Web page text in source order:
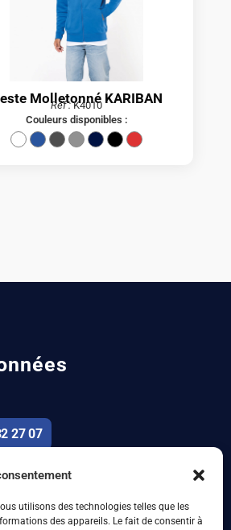
utilisons des technologies telles que les
des appareils. Le fait de consentir à
Molletonné KARIBAN
Réf :K4010
Couleurs disponibles :
27 07
69680 Chassieu